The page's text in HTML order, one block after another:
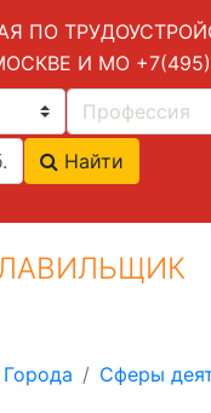
ПО
И МО +7(495)
Найти
Города Сферы